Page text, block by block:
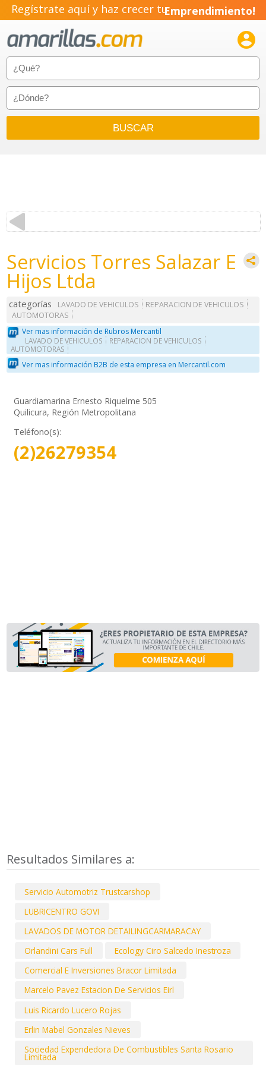
Regístrate aquí y haz crecer tu
Emprendimiento!

Servicios Torres Salazar E
Hijos Ltda
categorías LAVADO DE VEHICULOS
REPARACION DE VEHICULOS
AUTOMOTORAS
Ver mas información de Rubros Mercantil
LAVADO DE VEHICULOS
REPARACION DE VEHICULOS
AUTOMOTORAS
Ver mas información B2B de esta empresa en Mercantil.com
Guardiamarina Ernesto Riquelme 505
Quilicura, Región Metropolitana
Teléfono(s):
(2)26279354
Resultados Similares a:
Servicio Automotriz Trustcarshop
LUBRICENTRO GOVI
LAVADOS DE MOTOR DETAILINGCARMARACAY
Orlandini Cars Full
Ecology Ciro Salcedo Inestroza
Comercial E Inversiones Bracor Limitada
Marcelo Pavez Estacion De Servicios Eirl
Luis Ricardo Lucero Rojas
Erlin Mabel Gonzales Nieves
Sociedad Expendedora De Combustibles Santa Rosario
Limitada